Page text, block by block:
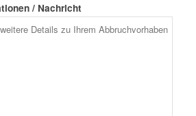
/ Nachricht